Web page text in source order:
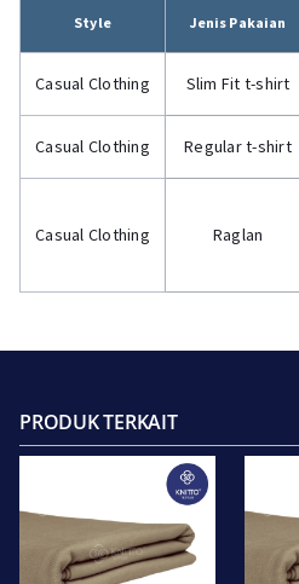
Style Jenis Pakaian
Casual Clothing Slim Fit t-shirt
Casual Clothing Regular t-shirt
Casual Clothing Raglan
PRODUK TERKAIT